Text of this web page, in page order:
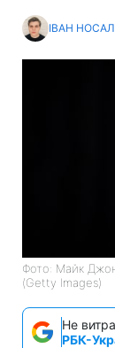
ІВАН
Фото: Майк
(Getty Images)
Не
РБК-